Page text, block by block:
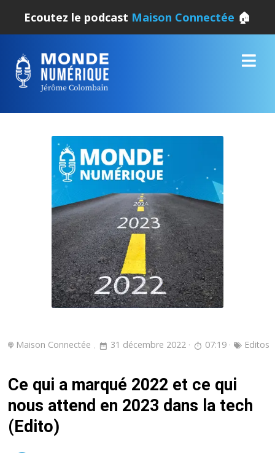
Ecoutez le podcast Maison Connectée 🏠
Maison Connectée 31 décembre 2022 07:19 Editos
Ce qui a marqué 2022 et ce qui
nous attend en 2023 dans la tech
(Edito)